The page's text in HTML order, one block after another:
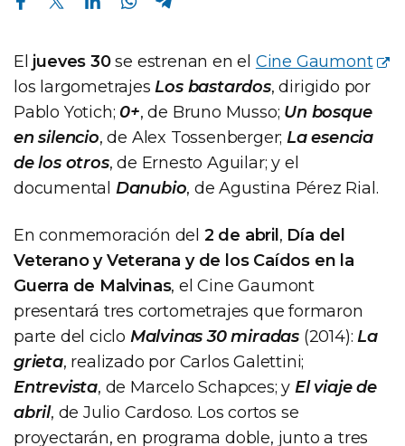
El jueves 30se estrenan en el Cine Gaumont
los largometrajesLos bastardos, dirigido por
Pablo Yotich; 0+, de Bruno Musso; Un bosque
en silencio, de Alex Tossenberger;La esencia
de los otros, de Ernesto Aguilar; y el
documental Danubio, de Agustina Pérez Rial.
En conmemoración del 2 de abril , Día del
Veterano y Veterana y de los Caídos en la
Guerra de Malvinas, el Cine Gaumont
presentará tres cortometrajes que formaron
parte del ciclo Malvinas 30 miradas (2014):La
grieta, realizado por Carlos Galettini;
Entrevista, de Marcelo Schapces; y El viaje de
abril, de Julio Cardoso. Los cortos se
proyectarán, en programa doble, junto a tres